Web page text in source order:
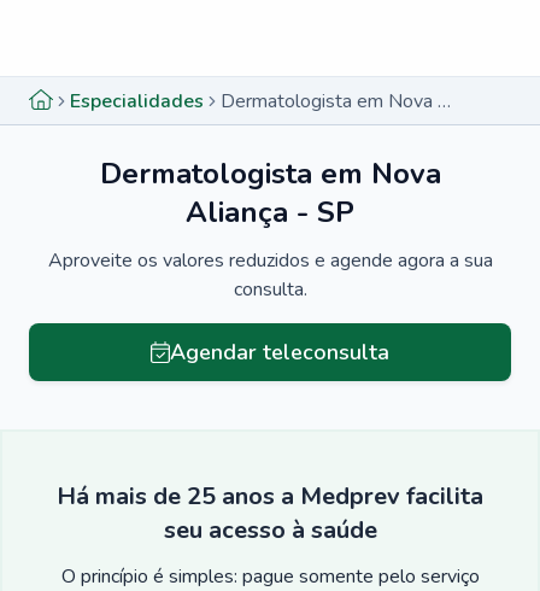
Especialidades Dermatologista em Nova Aliança - SP
Dermatologista em Nova
Aliança - SP
Aproveite os valores reduzidos e agende agora a sua
consulta.
Agendar teleconsulta
Há mais de 25 anos a Medprev facilita
seu acesso à saúde
O princípio é simples: pague somente pelo serviço